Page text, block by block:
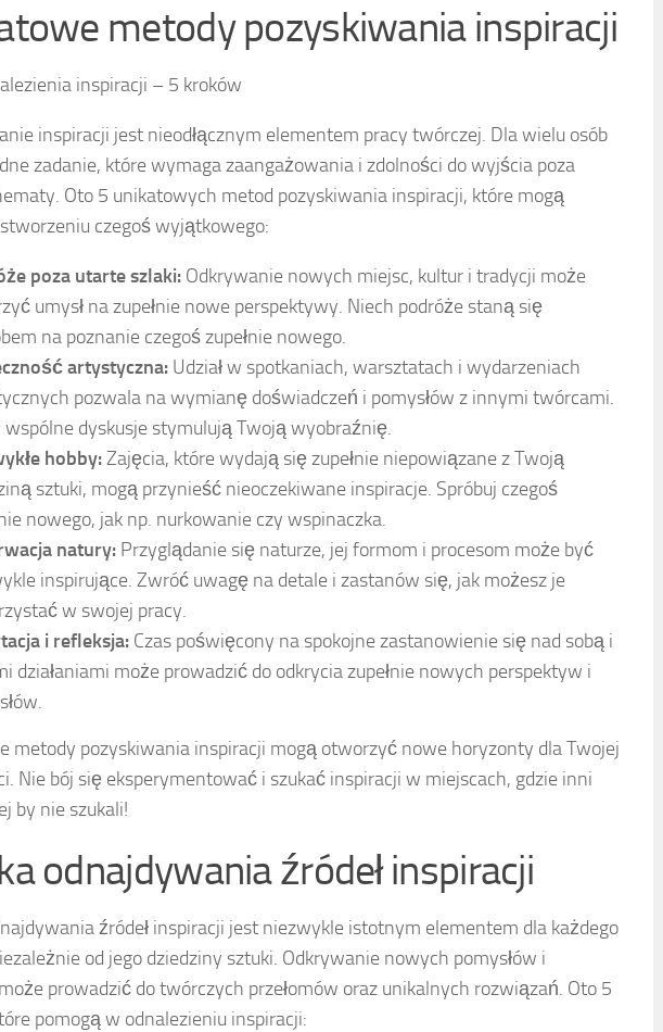
metody pozyskiwania inspiracji
inspiracji – 5 kroków
inspiracji jest nieodłącznym elementem pracy twórczej. Dla wielu osób
zadanie, które wymaga zaangażowania i zdolności do wyjścia poza
Oto 5 unikatowych metod pozyskiwania inspiracji, które mogą
czegoś wyjątkowego:
poza utarte szlaki: Odkrywanie nowych miejsc, kultur i tradycji może
umysł na zupełnie nowe perspektywy. Niech podróże staną się
na poznanie czegoś zupełnie nowego.
artystyczna: Udział w spotkaniach, warsztatach i wydarzeniach
pozwala na wymianę doświadczeń i pomysłów z innymi twórcami.
wspólne dyskusje stymulują Twoją wyobraźnię.
hobby:Zajęcia, które wydają się zupełnie niepowiązane z Twoją
sztuki, mogą przynieść nieoczekiwane inspiracje. Spróbuj czegoś
nowego, jak np. nurkowanie czy wspinaczka.
natury: Przyglądanie się naturze, jej formom i procesom może być
inspirujące. Zwróć uwagę na detale i zastanów się, jak możesz je
w swojej pracy.
i refleksja: Czas poświęcony na spokojne zastanowienie się nad sobą i
działaniami może prowadzić do odkrycia zupełnie nowych perspektyw i
metody pozyskiwania inspiracji mogą otworzyć nowe horyzonty dla Twojej
Nie bój się eksperymentować i szukać inspiracji w miejscach, gdzie inni
by nie szukali!
odnajdywania źródeł inspiracji
źródeł inspiracji jest niezwykle istotnym elementem dla każdego
od jego dziedziny sztuki. Odkrywanie nowych pomysłów i
prowadzić do twórczych przełomów oraz unikalnych rozwiązań. Oto 5
pomogą w odnalezieniu inspiracji: